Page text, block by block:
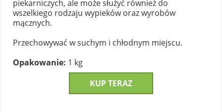
piekarniczych, ale może służyć również do
wszelkiego rodzaju wypieków oraz wyrobów
mącznych.
Przechowywać w suchym i chłodnym miejscu.
Opakowanie: 1 kg
KUP TERAZ